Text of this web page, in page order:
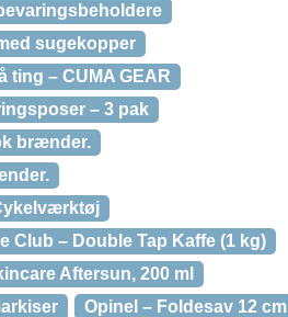
sugekopper
ting – CUMA GEAR
– 3 pak
brænder.
Club – Double Tap Kaffe (1 kg)
Aftersun, 200 ml
Opinel – Foldesav 12 cm